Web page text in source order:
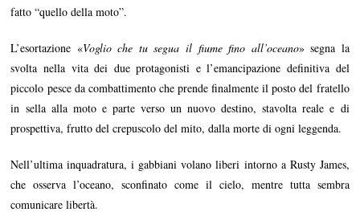
fatto “quello della moto”.
L’esortazione «Voglio che tu segua il fiume fino all’oceano» segna la
svolta nella vita dei due protagonisti e l’emancipazione definitiva del
piccolo pesce da combattimento che prende finalmente il posto del fratello
in sella alla moto e parte verso un nuovo destino, stavolta reale e di
prospettiva, frutto del crepuscolo del mito, dalla morte di ogni leggenda.
Nell’ultima inquadratura, i gabbiani volano liberi intorno a Rusty James,
che osserva l’oceano, sconfinato come il cielo, mentre tutta sembra
comunicare libertà.